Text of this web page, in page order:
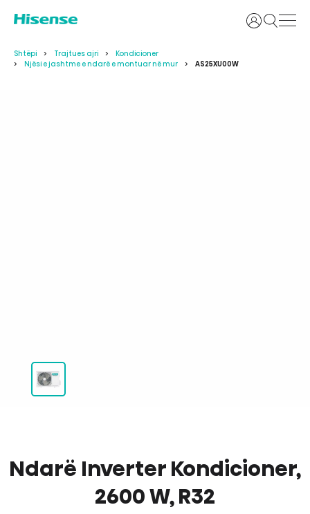
Identifikohu
Shtëpi Trajtues ajri
Kondicioner
Njësi e jashtme e ndarë e montuar në mur
AS25XU00W
Ndarë Inverter Kondicioner,
2600 W, R32